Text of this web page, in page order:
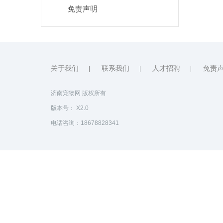
免责声明
关于我们 联系我们 人才招聘 免责
济南宠物网 版权所有
版本号： X2.0
电话咨询：18678828341